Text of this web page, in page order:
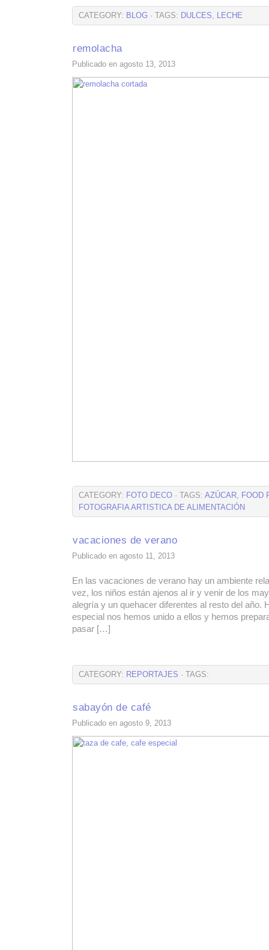
CATEGORY: BLOG · TAGS: DULCES, LECHE
remolacha
Publicado en agosto 13, 2013
CATEGORY: FOTO DECO · TAGS: AZÚCAR, FOOD
FOTOGRAFIA ARTISTICA DE ALIMENTACIÓN
vacaciones de verano
Publicado en agosto 11, 2013
En las vacaciones de verano hay un ambiente
vez, los niños están ajenos al ir y venir de los
alegría y un quehacer diferentes al resto del año.
especial nos hemos unido a ellos y hemos
pasar […]
CATEGORY: REPORTAJES · TAGS:
sabayón de café
Publicado en agosto 9, 2013